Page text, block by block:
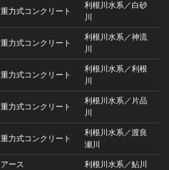
重力式コンクリート
利根川水系／白砂
川
重力式コンクリート
利根川水系／神流
川
重力式コンクリート
利根川水系／利根
川
重力式コンクリート
利根川水系／片品
川
重力式コンクリート
利根川水系／渡良
瀬川
アース 利根川水系／鮎川